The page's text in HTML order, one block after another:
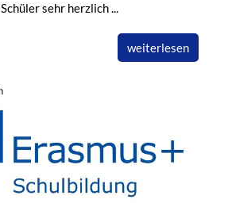
sehr herzlich ...
weiterlesen